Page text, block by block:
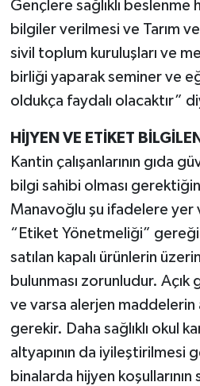
Gençlere sağlıklı beslenme
bilgiler verilmesi ve Tarım ve
sivil toplum kuruluşları ve
birliği yaparak seminer ve
oldukça faydalı olacaktır”
HİJYEN VE ETİKET
Kantin çalışanlarının gıda
bilgi sahibi olması
Manavoğlu şu ifadelere
“Etiket Yönetmeliği”
satılan kapalı ürünlerin
bulunması zorunludur. Açık
ve varsa alerjen maddelerin
gerekir. Daha sağlıklı okul
altyapının da iyileştirilmesi
binalarda hijyen koşullarının